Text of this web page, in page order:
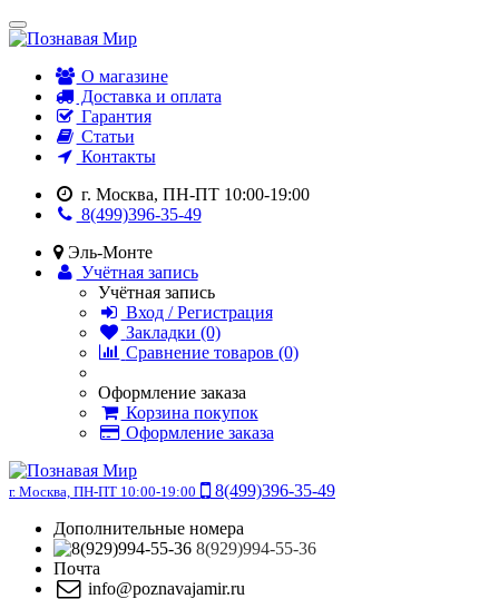
О магазине
Доставка и оплата
Гарантия
Статьи
Контакты
г. Москва, ПН-ПТ 10:00-19:00
8(499)396-35-49
Эль-Монте
Учётная запись
Учётная запись
Вход / Регистрация
Закладки (0)
Сравнение товаров (0)
Оформление заказа
Корзина покупок
Оформление заказа
г. Москва, ПН-ПТ 10:00-19:00
8(499)396-35-49
Дополнительные номера
8(929)994-55-36
Почта
info@poznavajamir.ru